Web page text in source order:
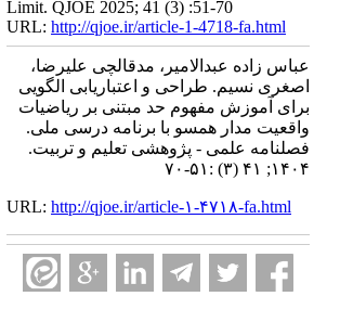
Limit. QJOE 2025; 41 (3) :51-70
URL: http://qjoe.ir/article-1-4718-fa.html
عباس زاده عبدالامیر، مدقالچی علیرضا،
اصغری نسیم. طراحی و اعتباریابی الگویی
برای آموزش مفهوم حد مبتنی بر ریاضیات
واقعیت مدار همسو با برنامه درسی ملی.
فصلنامه علمی - پژوهشی تعلیم و تربیت.
۱۴۰۴; ۴۱ (۳) :۵۱-۷۰
URL: http://qjoe.ir/article-۱-۴۷۱۸-fa.html